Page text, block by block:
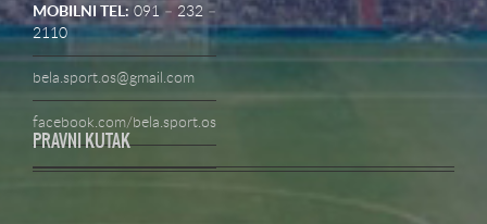
MOBILNI TEL: 091 – 232 –
2110
bela.sport.os@gmail.com
facebook.com/bela.sport.os
PRAVNI KUTAK